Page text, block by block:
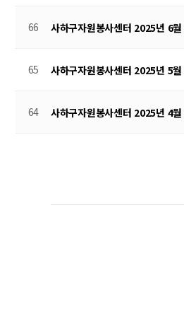
66 사하구자원봉사센터 2025년 6
65 사하구자원봉사센터 2025년 5
64 사하구자원봉사센터 2025년 4